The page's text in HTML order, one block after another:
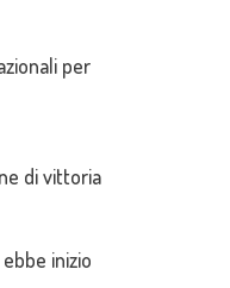
per
di vittoria
inizio